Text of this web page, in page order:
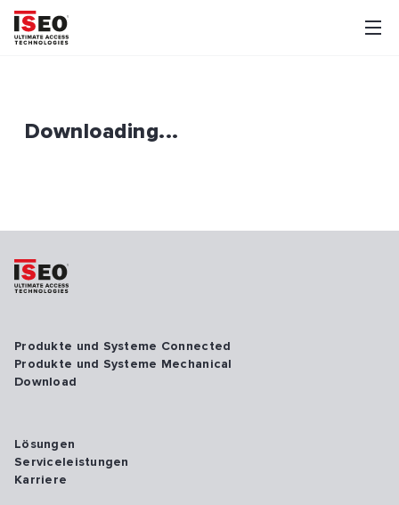
Downloading...
Produkte und Systeme Connected
Produkte und Systeme Mechanical
Download
Lösungen
Serviceleistungen
Karriere